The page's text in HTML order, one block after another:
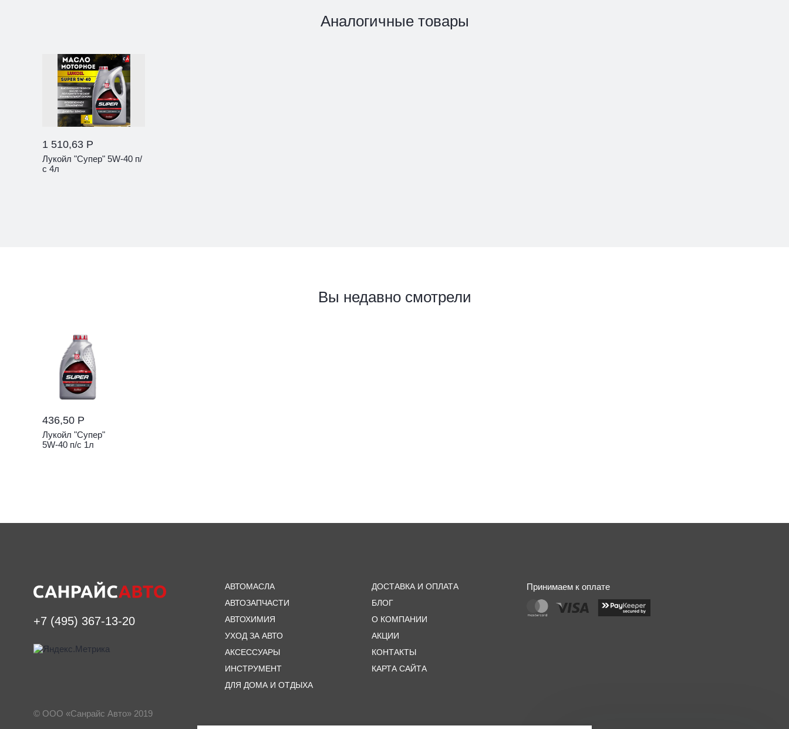
Аналогичные товары
1 510,63 Р
Лукойл "Супер" 5W-40 п/
с 4л
Вы недавно смотрели
436,50 Р
Лукойл "Супер"
5W-40 п/с 1л
+7 (495) 367-13-20
АВТОМАСЛА
АВТОЗАПЧАСТИ
АВТОХИМИЯ
УХОД ЗА АВТО
АКСЕССУАРЫ
ИНСТРУМЕНТ
ДЛЯ ДОМА И ОТДЫХА
ДОСТАВКА И ОПЛАТА
БЛОГ
О КОМПАНИИ
АКЦИИ
КОНТАКТЫ
КАРТА САЙТА
Принимаем к оплате
© ООО «Санрайс Авто» 2019